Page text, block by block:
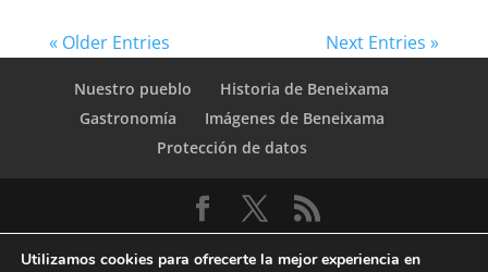
« Older Entries Next Entries »
Nuestro pueblo
Historia de Beneixama
Gastronomía
Imágenes de Beneixama
Protección de datos
Utilizamos cookies para ofrecerte la mejor experiencia en